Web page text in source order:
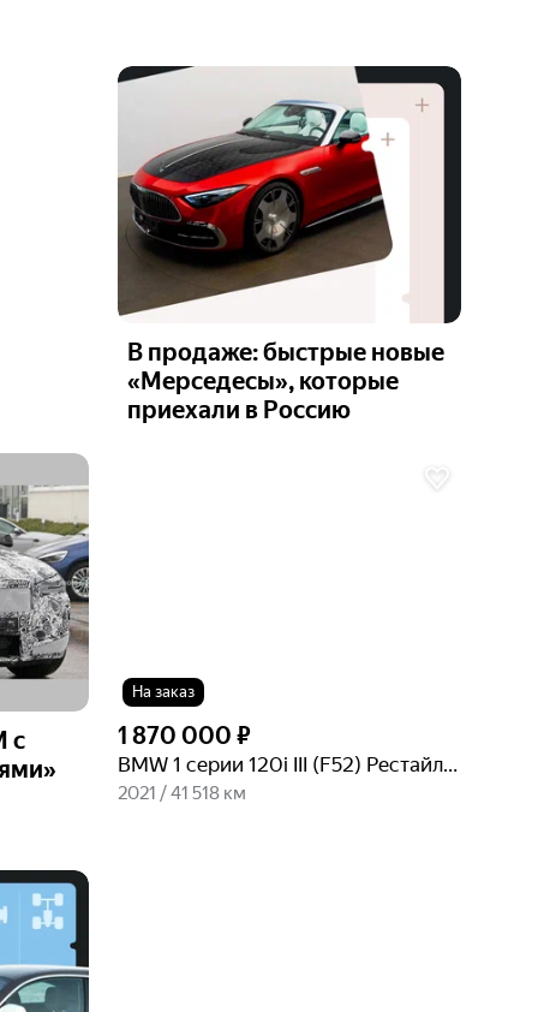
В продаже: быстрые новые
«Мерседесы», которые
приехали в Россию
с
На заказ
1 870 000 ₽
BMW 1 серии 120i III (F52) Рестайлинг
2021 / 41 518 км